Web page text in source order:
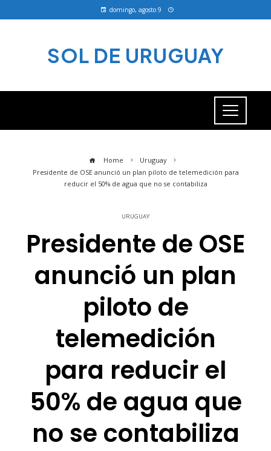
domingo, agosto 9
SOL DE URUGUAY
Home
Uruguay
Presidente de OSE anunció un plan piloto de telemedición para
reducir el 50% de agua que no se contabiliza
URUGUAY
Presidente de OSE
anunció un plan
piloto de
telemedición
para reducir el
50% de agua que
no se contabiliza